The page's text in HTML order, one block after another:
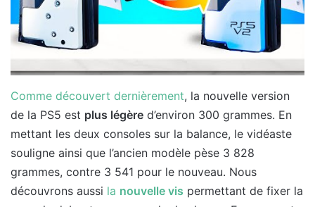
Comme découvert dernièrement, la nouvelle version
de la PS5 est plus légère d’environ 300 grammes. En
mettant les deux consoles sur la balance, le vidéaste
souligne ainsi que l’ancien modèle pèse 3 828
grammes, contre 3 541 pour le nouveau. Nous
découvrons aussi la nouvelle vis permettant de fixer la